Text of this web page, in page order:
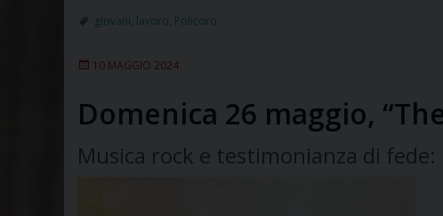
giovani lavoro Policoro
10 MAGGIO 2024
Domenica 26 maggio,
Musica rock e testimonianza di